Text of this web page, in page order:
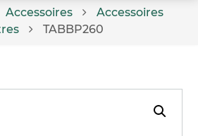
Accessoires
Accessoires
TABBP260